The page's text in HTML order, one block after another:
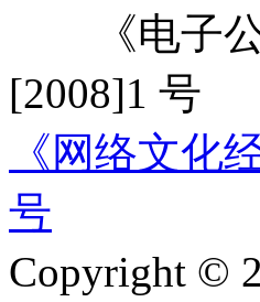
《电子公
[2008]1 号
《网络文化
号
Copyright ©